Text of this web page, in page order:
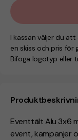
Eventtält Alu 3x6
event, kampanjer
I kassan väljer du
en skiss och pris för
Bifoga logotyp eller